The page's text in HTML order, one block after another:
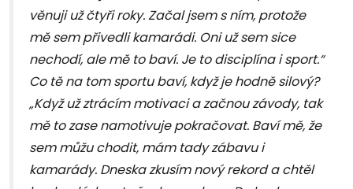
věnuji už čtyři roky. Začal jsem s ním, protože
mě sem přivedli kamarádi. Oni už sem sice
nechodí, ale mě to baví. Je to disciplína i sport.“
Co tě na tom sportu baví, když je hodně silový?
„Když už ztrácím motivaci a začnou závody, tak
mě to zase namotivuje pokračovat. Baví mě, že
sem můžu chodit, mám tady zábavu i
kamarády. Dneska zkusím nový rekord a chtěl